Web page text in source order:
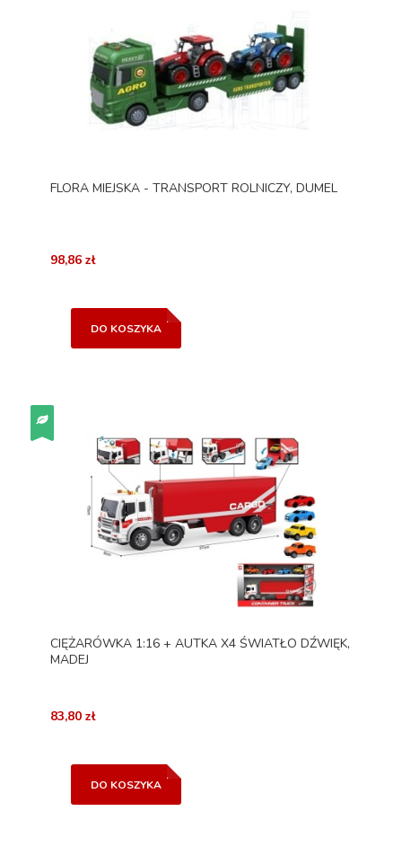
FLORA MIEJSKA - TRANSPORT ROLNICZY, DUMEL
98,86 zł
DO KOSZYKA
CIĘŻARÓWKA 1:16 + AUTKA X4 ŚWIATŁO DŹWIĘK,
MADEJ
83,80 zł
DO KOSZYKA